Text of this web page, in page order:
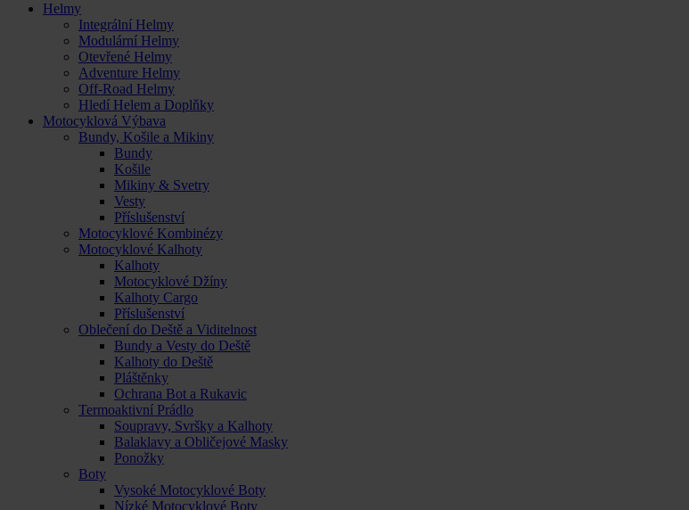
Helmy
Integrální Helmy
Modulární Helmy
Otevřené Helmy
Adventure Helmy
Off-Road Helmy
Hledí Helem a Doplňky
Motocyklová Výbava
Bundy, Košile a Mikiny
Bundy
Košile
Mikiny & Svetry
Vesty
Příslušenství
Motocyklové Kombinézy
Motocyklové Kalhoty
Kalhoty
Motocyklové Džíny
Kalhoty Cargo
Příslušenství
Oblečení do Deště a Viditelnost
Bundy a Vesty do Deště
Kalhoty do Deště
Pláštěnky
Ochrana Bot a Rukavic
Termoaktivní Prádlo
Soupravy, Svršky a Kalhoty
Balaklavy a Obličejové Masky
Ponožky
Boty
Vysoké Motocyklové Boty
Nízké Motocyklové Boty